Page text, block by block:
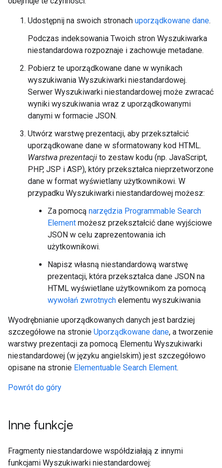
Udostępnij na swoich stronach uporządkowane dane.
Podczas indeksowania Twoich stron Wyszukiwarka
niestandardowa rozpoznaje i zachowuje metadane.
Pobierz te uporządkowane dane w wynikach
wyszukiwania Wyszukiwarki niestandardowej.
Serwer Wyszukiwarki niestandardowej może zwracać
wyniki wyszukiwania wraz z uporządkowanymi
danymi w formacie JSON.
Utwórz warstwę prezentacji, aby przekształcić
uporządkowane dane w sformatowany kod HTML.
Warstwa prezentacji to zestaw kodu (np. JavaScript,
PHP, JSP i ASP), który przekształca nieprzetworzone
dane w format wyświetlany użytkownikowi. W
przypadku Wyszukiwarki niestandardowej możesz:
Za pomocą narzędzia Programmable Search
Element możesz przekształcić dane wyjściowe
JSON w celu zaprezentowania ich
użytkownikowi.
Napisz własną niestandardową warstwę
prezentacji, która przekształca dane JSON na
HTML wyświetlane użytkownikom za pomocą
wywołań zwrotnych elementu wyszukiwania
Wyodrębnianie uporządkowanych danych jest bardziej
szczegółowe na stronie Uporządkowane dane, a tworzenie
warstwy prezentacji za pomocą Elementu Wyszukiwarki
niestandardowej (w języku angielskim) jest szczegółowo
opisane na stronie Elementuable Search Element.
Powrót do góry
Inne funkcje
Fragmenty niestandardowe współdziałają z innymi
funkcjami Wyszukiwarki niestandardowej: